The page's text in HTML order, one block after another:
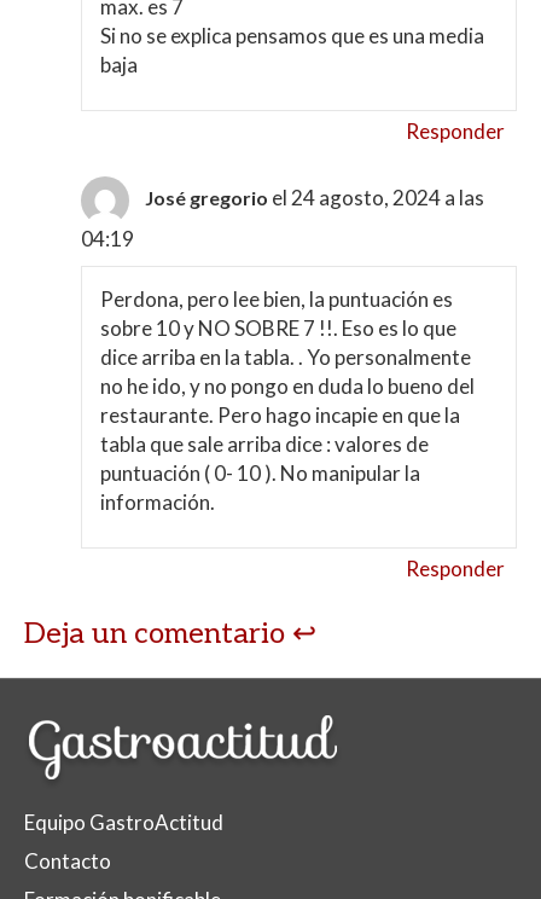
max. es 7
Si no se explica pensamos que es una media
baja
Responder
José gregorio el 24 agosto, 2024 a las
04:19
Perdona, pero lee bien, la puntuación es
sobre 10 y NO SOBRE 7 !!. Eso es lo que
dice arriba en la tabla. . Yo personalmente
no he ido, y no pongo en duda lo bueno del
restaurante. Pero hago incapie en que la
tabla que sale arriba dice : valores de
puntuación ( 0- 10 ). No manipular la
información.
Responder
Deja un comentario
Equipo GastroActitud
Contacto